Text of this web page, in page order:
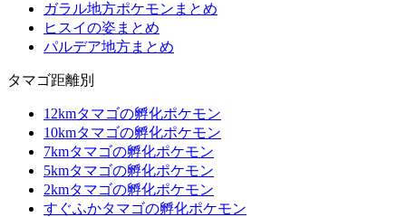
ガラル地方ポケモンまとめ
ヒスイの姿まとめ
パルデア地方まとめ
タマゴ距離別
12kmタマゴの孵化ポケモン
10kmタマゴの孵化ポケモン
7kmタマゴの孵化ポケモン
5kmタマゴの孵化ポケモン
2kmタマゴの孵化ポケモン
すぐふかタマゴの孵化ポケモン